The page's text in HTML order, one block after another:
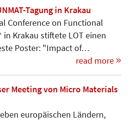
Tagung in Krakau
Conference on Functional
in Kra­kau stiftete LOT einen
Poster: "Impact of…
read more
Meeting von Micro Materials
europäischen Ländern,